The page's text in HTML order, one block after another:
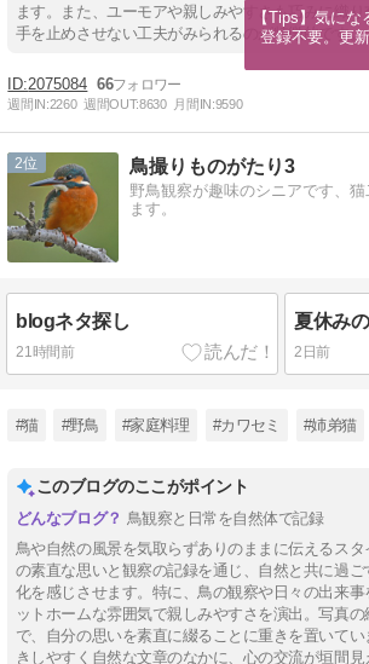
ます。また、ユーモアや親しみやすさも巧みに織り
手を止めさせない工夫がみられるのが特徴的です。
2075084 66
週間IN:2260 週間OUT:8630 月間IN:9590
2 鳥撮りものがたり3
野鳥観察が趣味のシニアです、
ます。
blogネタ探し
21時間前
夏休み
2日前
#猫 #野鳥 #家庭料理 #カワセミ #姉弟猫
このブログのここがポイント
鳥観察と日常を自然体で記録
鳥や自然の風景を気取らずありのままに伝えるス
の素直な思いと観察の記録を通じ、自然と共に過
化を感じさせます。特に、鳥の観察や日々の出来
ットホームな雰囲気で親しみやすさを演出。写真
で、自分の思いを素直に綴ることに重きを置いて
きしやすく自然な文章のなかに、心の交流が垣間
【Tips】気にな
登録不要。更